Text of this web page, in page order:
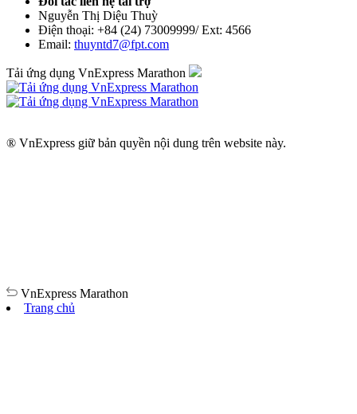
Nguyễn Thị Diệu Thuỳ
Điện thoại: +84 (24) 73009999/ Ext: 4566
Email: thuyntd7@fpt.com
Tải ứng dụng VnExpress Marathon
® VnExpress giữ bản quyền nội dung trên website này.
VnExpress Marathon
Trang chủ